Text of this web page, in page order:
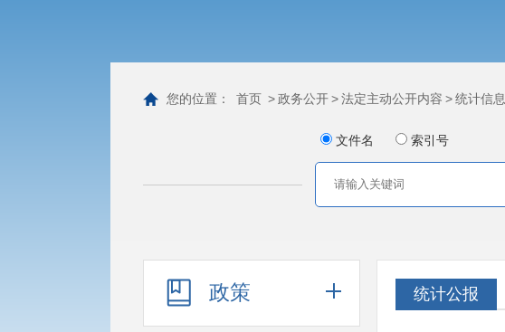
您的位置： 首页 >政务公开>法定主动公开内容 >统计信息
文件名 索引号
政策 统计公报